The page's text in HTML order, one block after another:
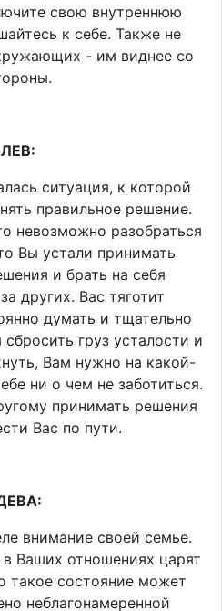
свою внутреннюю
к себе. Также не
- им виднее со
ЛЕВ:
ситуация, к которой
правильное решение.
невозможно разобраться
Вы устали принимать
и брать на себя
других. Вас тяготит
думать и тщательно
груз усталости и
Вам нужно на какой-
ни о чем не заботиться.
принимать решения
Вас по пути.
внимание своей семье.
Ваших отношениях царят
такое состояние может
неблагонамеренной